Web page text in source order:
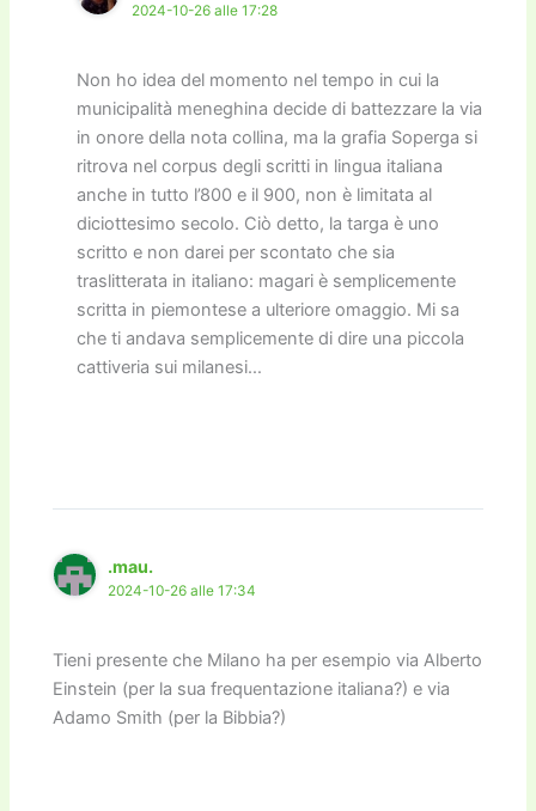
2024-10-26 alle 17:28
Non ho idea del momento nel tempo in cui la
municipalità meneghina decide di battezzare la via
in onore della nota collina, ma la grafia Soperga si
ritrova nel corpus degli scritti in lingua italiana
anche in tutto l’800 e il 900, non è limitata al
diciottesimo secolo. Ciò detto, la targa è uno
scritto e non darei per scontato che sia
traslitterata in italiano: magari è semplicemente
scritta in piemontese a ulteriore omaggio. Mi sa
che ti andava semplicemente di dire una piccola
cattiveria sui milanesi…
.mau.
2024-10-26 alle 17:34
Tieni presente che Milano ha per esempio via Alberto
Einstein (per la sua frequentazione italiana?) e via
Adamo Smith (per la Bibbia?)